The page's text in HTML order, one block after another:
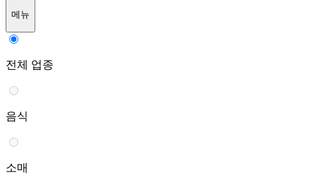
메뉴
전체 업종
음식
소매